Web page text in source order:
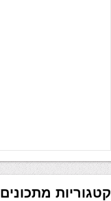
קטגוריות מתכונים